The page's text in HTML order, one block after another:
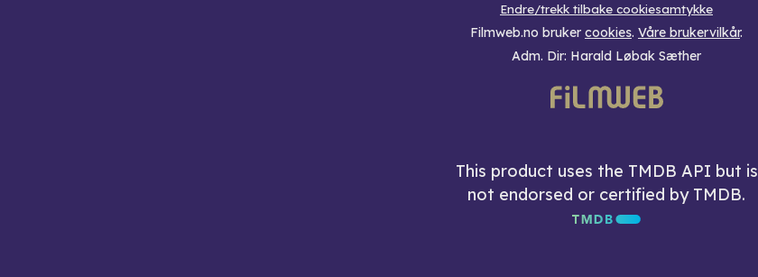
Endre/trekk tilbake cookiesamtykke
Filmweb.no bruker cookies. Våre brukervilkår.
Adm. Dir: Harald Løbak Sæther
This product uses the TMDB API but is
not endorsed or certified by TMDB.